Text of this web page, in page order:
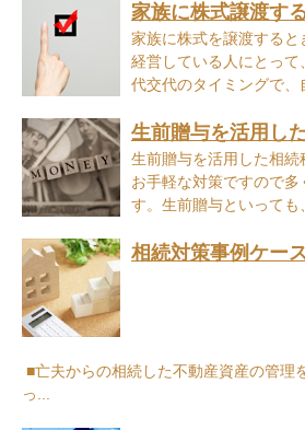
家族に株式譲渡す
家族に株式を譲渡する
経営している人にとっ
代交代のタイミングで、
生前贈与を活用し
生前贈与を活用した相続
お手軽な対策ですので多
す。生前贈与といっても
相続対策事例ケー
■亡夫からの相続した不動産資産の管理
っ...